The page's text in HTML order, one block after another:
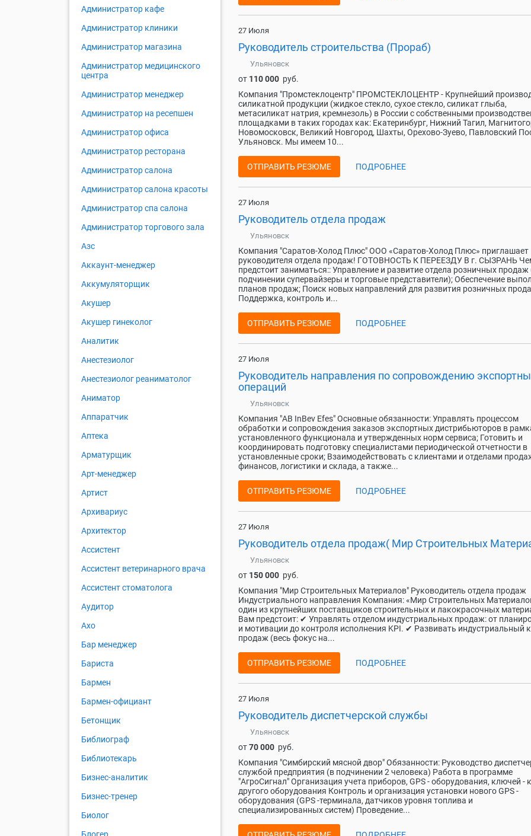
27 Июля
Руководитель строительства (Прораб)
Ульяновск
от 110 000 руб.
Компания "Промстеклоцентр" ПРОМСТЕКЛОЦЕНТР - Крупнейший
силикатной продукции (жидкое стекло, сухое стекло, силикат глыба,
метасиликат натрия, кремнезоль) в России с собственными
площадками в таких городах как: Екатеринбург, Нижний Тагил,
Новомосковск, Великий Новгород, Шахты, Орехово-Зуево, Павловский
Ульяновск. Мы имеем 10...
ОТПРАВИТЬ РЕЗЮМЕ ПОДРОБНЕЕ
27 Июля
Руководитель отдела продаж
Ульяновск
Компания "Саратов-Холод Плюс" ООО «Саратов-Холод Плюс» приглашает
руководителя отдела продаж! ГОТОВНОСТЬ К ПЕРЕЕЗДУ В г. СЫЗРАНЬ
предстоит заниматься:: Управление и развитие отдела розничных продаж
подчинении супервайзеры и торговые представители); Обеспечение
планов продаж; Поиск новых направлений для развития розничных
Поддержка, контроль и...
ОТПРАВИТЬ РЕЗЮМЕ ПОДРОБНЕЕ
27 Июля
Руководитель направления по сопровождению
операций
Ульяновск
Компания "AB InBev Efes" Основные обязанности: Управлять процессом
обработки и сопровождения заказов экспортных дистрибьюторов в
установленного функционала и утвержденных норм сервиса; Готовить и
координировать подготовку специалистами периодической отчетности в
установленные сроки; Взаимодействовать с клиентами и отделами
финансов, логистики и склада, а также...
ОТПРАВИТЬ РЕЗЮМЕ ПОДРОБНЕЕ
27 Июля
Руководитель отдела продаж( Мир Строительных
Ульяновск
от 150 000 руб.
Компания "Мир Строительных Материалов" Руководитель отдела продаж
Индустриального направления Компания: «Мир Строительных
один из крупнейших поставщиков строительных и лакокрасочных
Вам предстоит: ✔ Управлять отделом индустриальных продаж: от
и мотивации до контроля исполнения KPI. ✔ Развивать индустриальный
продаж (весь фокус на...
ОТПРАВИТЬ РЕЗЮМЕ ПОДРОБНЕЕ
27 Июля
Руководитель диспетчерской службы
Ульяновск
от70 000 руб.
Компания "Симбирский мясной двор" Обязанности: Руководство
службой предприятия (в подчинении 2 человека) Работа в программе
"АгроСигнал" Организация учета приборов, GPS - оборудования, ключей -
другого оборудования Контроль и организация установки нового GPS -
оборудования (GPS -терминала, датчиков уровня топлива и
специализированных систем) Проведение...
Администратор кафе
Администратор клиники
Администратор магазина
Администратор медицинского
центра
Администратор менеджер
Администратор на ресепшен
Администратор офиса
Администратор ресторана
Администратор салона
Администратор салона красоты
Администратор спа салона
Администратор торгового зала
Азс
Аккаунт-менеджер
Аккумуляторщик
Акушер
Акушер гинеколог
Аналитик
Анестезиолог
Анестезиолог реаниматолог
Аниматор
Аппаратчик
Аптека
Арматурщик
Арт-менеджер
Артист
Архивариус
Архитектор
Ассистент
Ассистент ветеринарного врача
Ассистент стоматолога
Аудитор
Ахо
Бар менеджер
Бариста
Бармен
Бармен-официант
Бетонщик
Библиограф
Библиотекарь
Бизнес-аналитик
Бизнес-тренер
Биолог